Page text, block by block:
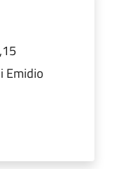
Emidio